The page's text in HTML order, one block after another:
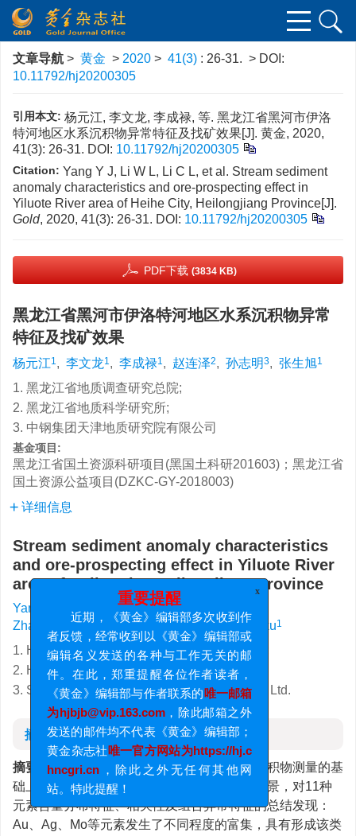
文章导航 > 黄金 > 2020 > 41(3) : 26-31. > DOI:
10.11792/hj20200305
引用本文: 杨元江, 李文龙, 李成禄, 等. 黑龙江省黑河市伊洛
特河地区水系沉积物异常特征及找矿效果[J]. 黄金, 2020,
41(3): 26-31. DOI: 10.11792/hj20200305
Citation: Yang Y J, Li W L, Li C L, et al. Stream sediment
anomaly characteristics and ore-prospecting effect in
Yiluote River area of Heihe City, Heilongjiang Province[J].
Gold, 2020, 41(3): 26-31. DOI: 10.11792/hj20200305
PDF下载 (3834 KB)
黑龙江省黑河市伊洛特河地区水系沉积物异常
特征及找矿效果
杨元江1, 李文龙1, 李成禄1, 赵连泽2, 孙志明3, 张生旭1
1. 黑龙江省地质调查研究总院;
2. 黑龙江省地质科学研究所;
3. 中钢集团天津地质研究院有限公司
基金项目:
黑龙江省国土资源科研项目(黑国土科研201603)；黑龙江省
国土资源公益项目(DZKC-GY-2018003)
详细信息
Stream sediment anomaly characteristics
and ore-prospecting effect in Yiluote River
area of Heihe City, Heilongjiang Province
Yang Yuanjiang Li Wenlong
Zhao Lianze2, Sun Zhiming3, Zhang Shengxu1
1. Heilongjiang Institute of Geological Survey;
2. Heilongjiang Geological Science Institute;
3. Sinosteel Tianjin Geological Academy Co., Ltd.
摘要
摘要:
在黑河市伊洛特河地区开展1∶5万水系沉积物测量的基
础上，对样品分析结果进行统计，结合地质背景，对11种
元素含量分布特征、相关性及组合异常特征的总结发现：
Au、Ag、Mo等元素发生了不同程度的富集，具有形成该类
重要提醒
近期，《黄金》编辑部多次收到作
者反馈，经常收到以《黄金》编辑部或
编辑名义发送的各种与工作无关的邮
件。在此，郑重提醒各位作者读者，
《黄金》编辑部与作者联系的唯一邮箱
为hjbjb@vip.163.com，除此邮箱之外
发送的邮件均不代表《黄金》编辑部；
黄金杂志社唯一官方网站为https://hj.c
hncgri.cn，除此之外无任何其他网